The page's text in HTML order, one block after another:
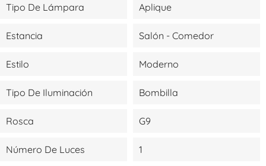
Tipo De Lámpara Aplique
Estancia Salón - Comedor
Estilo Moderno
Tipo De Iluminación Bombilla
Rosca G9
Número De Luces 1